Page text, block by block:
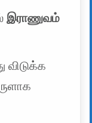
இராணுவம்
விடுக்க